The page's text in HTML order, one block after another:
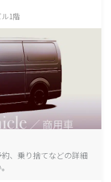
1階
、乗り捨てなどの詳細